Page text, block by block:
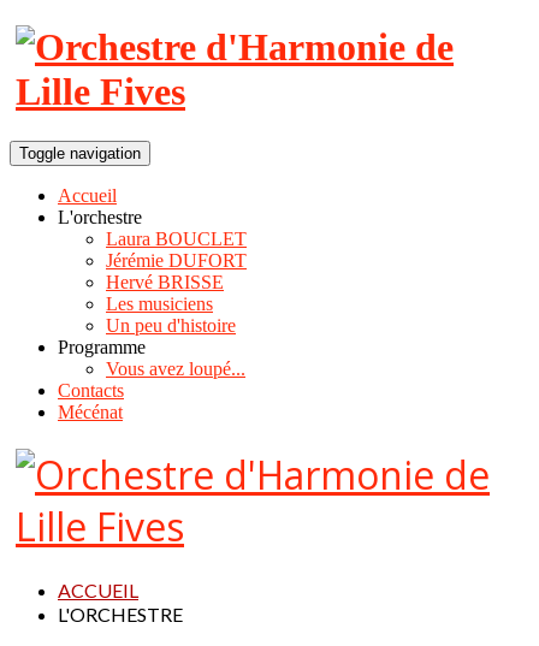
Toggle navigation
Accueil
L'orchestre
Laura BOUCLET
Jérémie DUFORT
Hervé BRISSE
Les musiciens
Un peu d'histoire
Programme
Vous avez loupé...
Contacts
Mécénat
ACCUEIL
L'ORCHESTRE